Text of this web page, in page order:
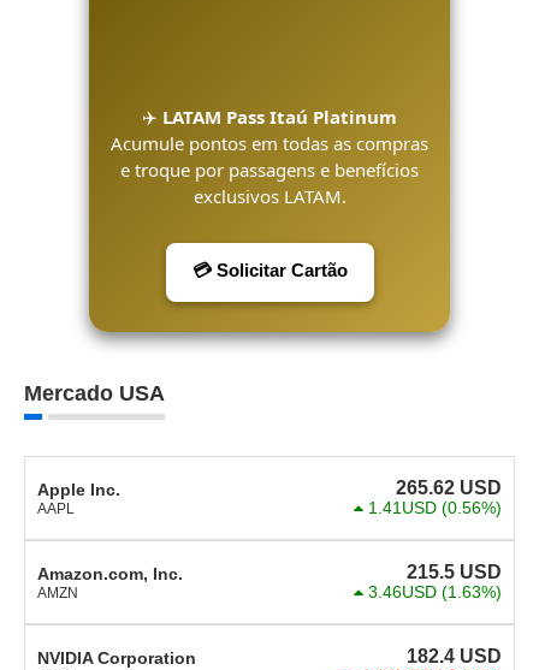
✈️ LATAM Pass Itaú Platinum
Acumule pontos em todas as compras
e troque por passagens e benefícios
exclusivos LATAM.
💳 Solicitar Cartão
Mercado USA
Apple Inc.
AAPL
265.62 USD
1.41USD (0.56%)
Amazon.com, Inc.
AMZN
215.5 USD
3.46USD (1.63%)
NVIDIA Corporation 182.4 USD